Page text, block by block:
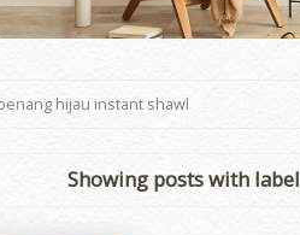
hijau instant shawl
Showing posts with label